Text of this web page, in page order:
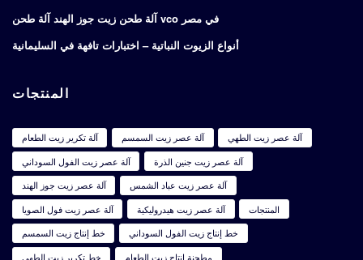
آلة طحن زيت جوز الهند آلة طحن vco في مصر
أنواع الزيوت النباتية – اختبارات تافهة في السليمانية
المنتجات
آلة تكرير زيت الطعام آلة عصر زيت السمسم
آلة عصر زيت الطهي
آلة عصر زيت الفول السوداني
آلة عصر زيت جنين الذرة
آلة عصر زيت جوز الهند
آلة عصر زيت عباد الشمس
آلة عصر زيت فول الصويا
آلة عصر زيت هيدروليكية
المنتجات
خط إنتاج زيت السمسم
خط إنتاج زيت الفول السوداني
خط تكرير زيت الطهي
مطحنة إنتاج زيت الطعام